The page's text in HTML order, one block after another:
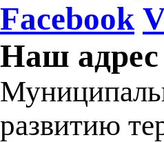
Facebook
Наш адрес
развитию